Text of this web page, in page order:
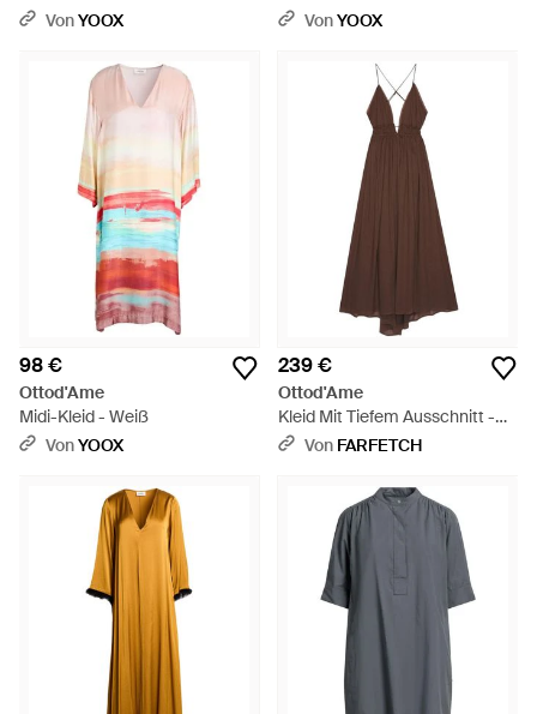
VonYOOX
VonYOOX
98 €
Ottod'Ame
Midi-Kleid - Weiß
VonYOOX
239 €
Ottod'Ame
Kleid Mit Tiefem Ausschnitt -
Braun
Von FARFETCH